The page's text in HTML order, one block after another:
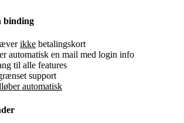
binding
ikke betalingskort
automatisk en mail med login info
til alle features
support
automatisk